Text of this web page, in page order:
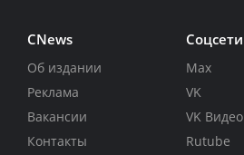
CNews
Об издании
Реклама
Вакансии
Контакты
Соцсети
Max
VK
VK Видео
Rutube